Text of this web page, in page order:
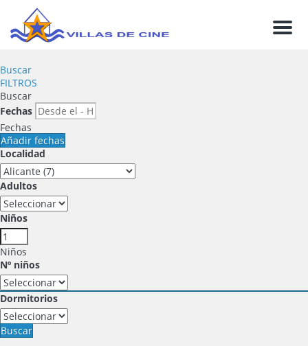
Menu
Buscar
FILTROS
Buscar
Fechas
Fechas
Añadir fechas
Localidad
Adultos
Niños
Niños
Nº niños
Dormitorios
Buscar